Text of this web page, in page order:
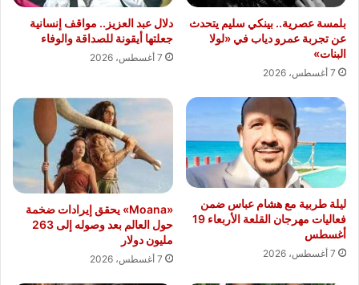
بلمسة عصرية.. بينكي سليم يتحدث
عن تجربة عمرو دياب في «لولا
البنات»
7 أغسطس، 2026
دلال عبد العزيز.. مواقف إنسانية
جعلتها أيقونة للصداقة والوفاء
7 أغسطس، 2026
ليلة طربية مع هشام عباس ضمن
فعاليات مهرجان القلعة الأربعاء 19
أغسطس
7 أغسطس، 2026
«Moana» يحقق إيرادات ضخمة
حول العالم بعد وصوله إلى 263
مليون دولار
7 أغسطس، 2026